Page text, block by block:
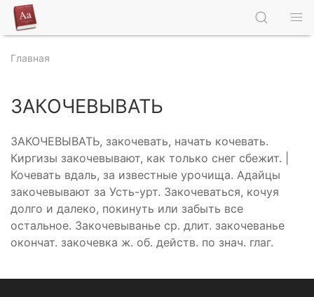
Главная
ЗАКОЧЕВЫВАТЬ
ЗАКОЧЕВЫВАТЬ, закочевать, начать кочевать.
Киргизы закочевывают, как только снег сбежит. |
Кочевать вдаль, за известные урочища. Адайцы
закочевывают за Усть-урт. Закочеваться, кочуя
долго и далеко, покинуть или забыть все
остальное. Закочевыванье ср. длит. закочеванье
окончат. закочевка ж. об. действ. по знач. глаг.